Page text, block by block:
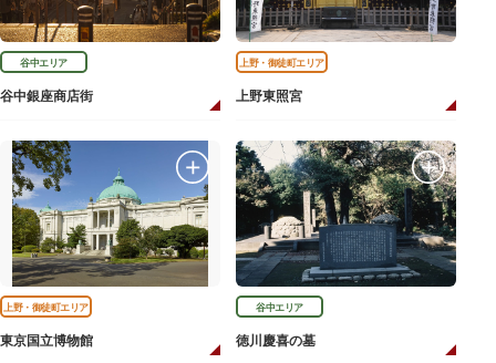
谷中エリア
谷中銀座商店街
上野・御徒町エリア
上野東照宮
上野・御徒町エリア
東京国立博物館
谷中エリア
徳川慶喜の墓